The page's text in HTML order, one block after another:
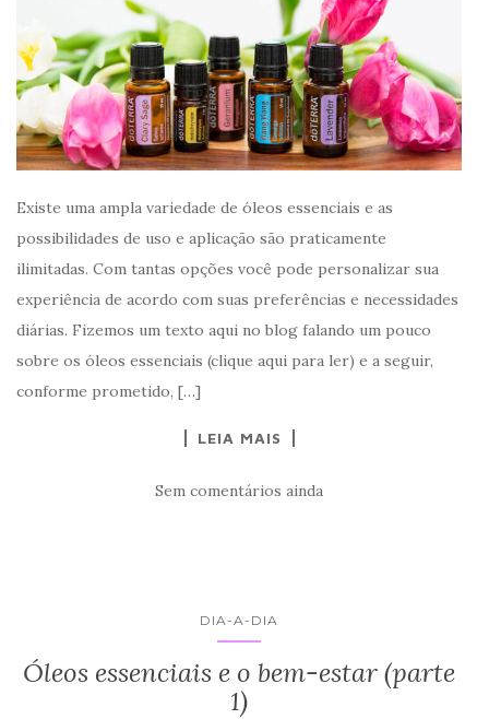
Existe uma ampla variedade de óleos essenciais e as
possibilidades de uso e aplicação são praticamente
ilimitadas. Com tantas opções você pode personalizar sua
experiência de acordo com suas preferências e necessidades
diárias. Fizemos um texto aqui no blog falando um pouco
sobre os óleos essenciais (clique aqui para ler) e a seguir,
conforme prometido, […]
LEIA MAIS
Sem comentários ainda
DIA-A-DIA
Óleos essenciais e o bem-estar (parte
1)